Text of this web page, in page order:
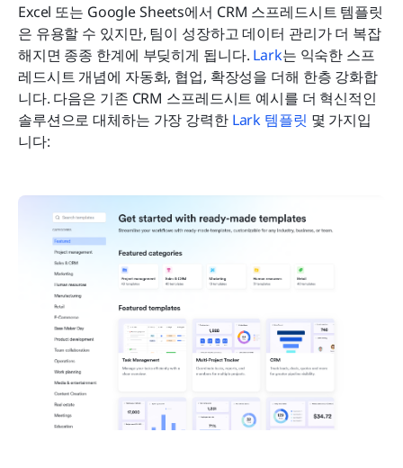
Excel 또는 Google Sheets에서 CRM 스프레드시트 템플릿
은 유용할 수 있지만, 팀이 성장하고 데이터 관리가 더 복잡
해지면 종종 한계에 부딪히게 됩니다. Lark는 익숙한 스프
레드시트 개념에 자동화, 협업, 확장성을 더해 한층 강화합
니다. 다음은 기존 CRM 스프레드시트 예시를 더 혁신적인
솔루션으로 대체하는 가장 강력한 Lark 템플릿 몇 가지입
니다: